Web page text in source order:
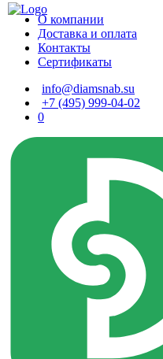
О компании
Доставка и оплата
Контакты
Сертификаты
info@diamsnab.su
+7 (495) 999-04-02
0